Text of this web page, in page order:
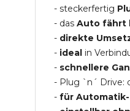
- steckerfertig
- das Auto fährt
- direkte
- ideal in
- schnellere
- Plug `n´ Drive:
- für